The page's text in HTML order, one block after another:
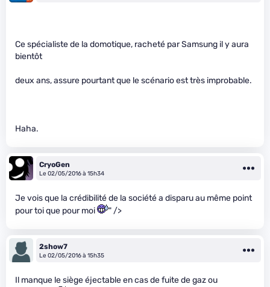
Ce spécialiste de la domotique, racheté par Samsung il y aura
bientôt
deux ans, assure pourtant que le scénario est très improbable.
Haha.
CryoGen
Le 02/05/2016 à 15h34
Je vois que la crédibilité de la société a disparu au même point
pour toi que pour moi
" />
2show7
Le 02/05/2016 à 15h35
Il manque le siège éjectable en cas de fuite de gaz ou